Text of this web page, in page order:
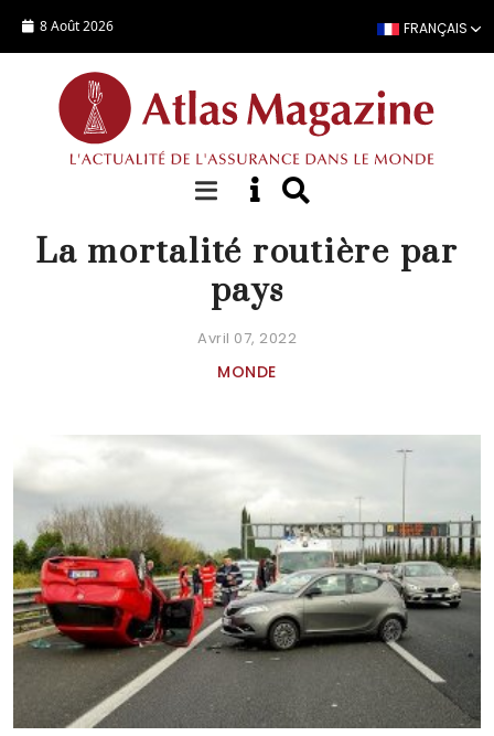
8 Août 2026 FRANÇAIS
DOSSIER SPÉCIAL
La mortalité routière par
pays
Avril 07, 2022
MONDE